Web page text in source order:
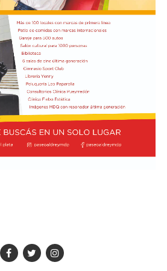
fue el lugar donde velaron
desfiló todo el arco político de
a la camada de jóvenes que
pasos en el peronismo, bajo
Taraborelli como conductor. Y el
que acompañó sus restos
sus restos en el cementerio
transportado hacia la
Capuchinos, donde ofició una
intendente de Necochea
tras la negra noche de la